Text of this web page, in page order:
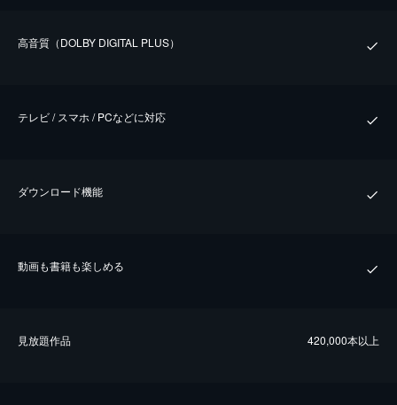
⾼⾳質（DOLBY DIGITAL PLUS）
テレビ / スマホ / PCなどに対応
ダウンロード機能
動画も書籍も楽しめる
⾒放題作品 420,000本以上